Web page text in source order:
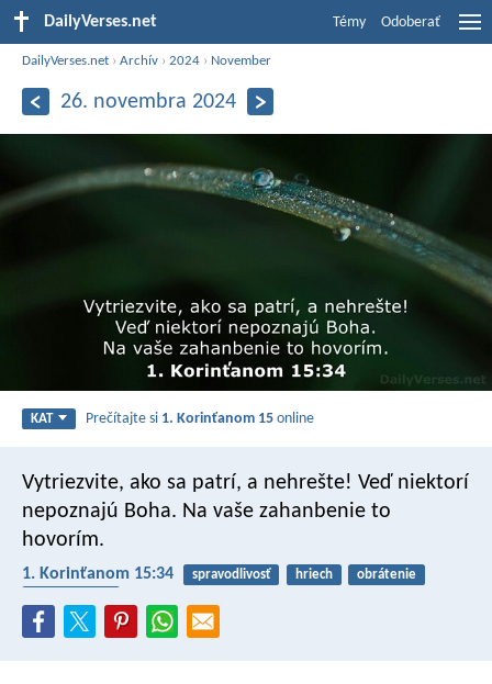
DailyVerses.net Témy Odoberať
DailyVerses.net ›Archív ›2024 › November
26. novembra 2024
KAT Prečítajte si 1. Korinťanom 15 online
Vytriezvite, ako sa patrí, a nehrešte! Veď niektorí
nepoznajú Boha. Na vaše zahanbenie to
hovorím.
1. Korinťanom 15:34 spravodlivosť hriech
obrátenie